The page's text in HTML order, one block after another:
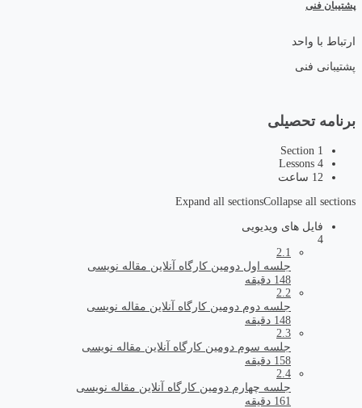
پشتیبان فنی
ارتباط با واحد
پشتیبانی فنی
برنامه تحصیلی
1 Section
4 Lessons
12 ساعت
Expand all sectionsCollapse all sections
فایل های ویدیویی
4
2.1
جلسه اول دومین کارگاه آنلاین مقاله نویسی
148 دقیقه
2.2
جلسه دوم دومین کارگاه آنلاین مقاله نویسی
148 دقیقه
2.3
جلسه سوم دومین کارگاه آنلاین مقاله نویسی
158 دقیقه
2.4
جلسه چهارم دومین کارگاه آنلاین مقاله نویسی
161 دقیقه